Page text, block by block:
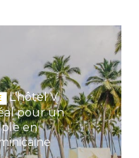
L’hôtel V
pour un
en